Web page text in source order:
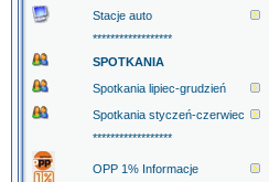
Stacje auto
******************
SPOTKANIA
Spotkania lipiec-grudzień
Spotkania styczeń-czerwiec
******************
OPP 1% Informacje